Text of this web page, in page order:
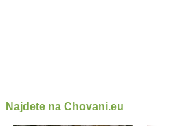
Najdete na Chovani.eu